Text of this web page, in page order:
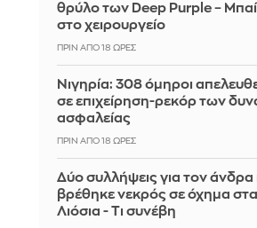
θρύλο των Deep Purple –
στο χειρουργείο
ΠΡΙΝ ΑΠΌ 18 ΏΡΕΣ
Νιγηρία: 308 όμηροι
σε επιχείρηση-ρεκόρ των
ασφαλείας
ΠΡΙΝ ΑΠΌ 18 ΏΡΕΣ
Δύο συλλήψεις για τον άνδρα
βρέθηκε νεκρός σε όχημα
Λιόσια - Τι συνέβη